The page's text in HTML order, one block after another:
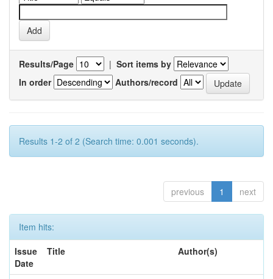
Results/Page | Sort items by
In order
Authors/record
Results 1-2 of 2 (Search time: 0.001 seconds).
previous 1 next
Item hits:
Issue
Date
Title Author(s)